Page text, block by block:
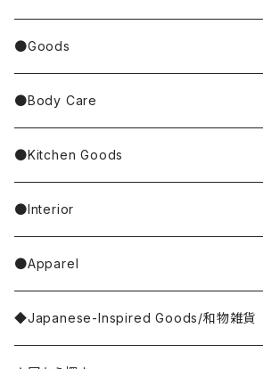
Richard Scarry/リチャード・スキャリー
Palnart Poc
4F Palnart Poc（cat）
Hannah Turner
Casselini/HEY! Mrs ROSE
Goma
yao
BETTY BOOP
PINGU
rabbit／うさぎ
Tote Bag
Other Bag
Pouch
Handkerchief／Towel／TENUGUI
Socks
Stole／Muffler
Glove／Arm cover
Umbrella
earrings／ピアス
clip on earrings／イヤリング
ear cuff／イヤーカフ
necklace／ネックレス
ring／リング
bracelet／ブレスレット
●Goods
Mirror
ornaments／accessory case
toys／stuffed toy
stationery
key ring
●Body Care
hand soap
hand cream
bar soap
●Kitchen Goods
tableware
placemat
dishcloth
●Interior
room shoes
rug／tapestry
●Apparel
tops
◆Japanese-Inspired Goods/和物雑貨